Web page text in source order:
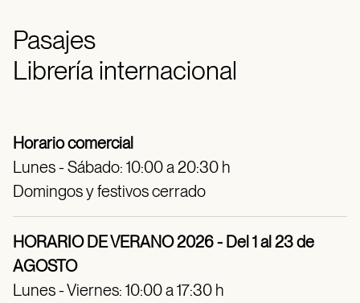
Pasajes
Librería internacional
Horario comercial
Lunes - Sábado: 10:00 a 20:30 h
Domingos y festivos cerrado
HORARIO DE VERANO 2026 - Del 1 al 23 de
AGOSTO
Lunes - Viernes: 10:00 a 17:30 h